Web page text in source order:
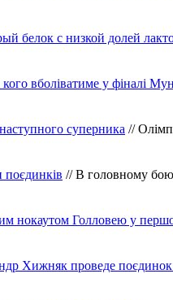
белок с низкой долей
вболіватиме у фіналі
суперника //
поєдинків // В головному
нокаутом Голловею у
Хижняк проведе